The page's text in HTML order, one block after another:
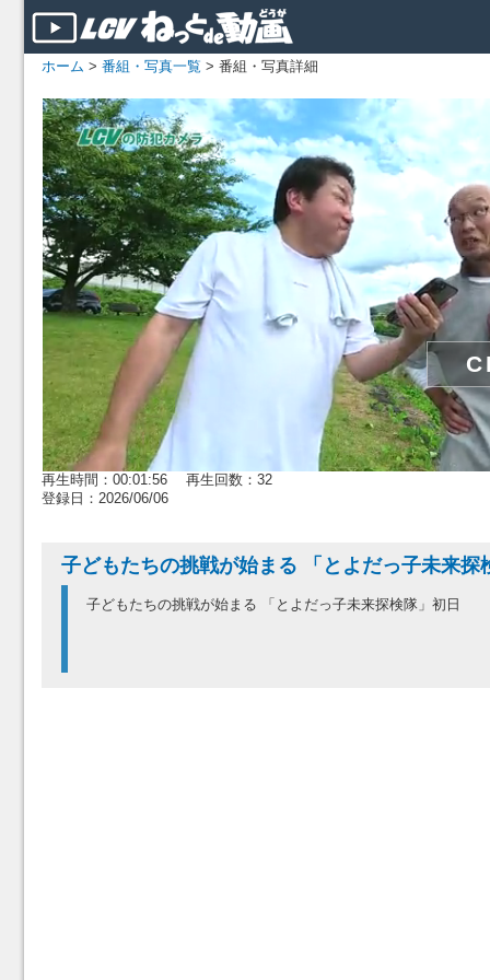
ホーム > 番組・写真一覧 > 番組・写真詳細
再生時間：00:01:56 再生回数：32
登録日：2026/06/06
子どもたちの挑戦が始まる 「とよだっ子未来探
子どもたちの挑戦が始まる 「とよだっ子未来探検隊」初日